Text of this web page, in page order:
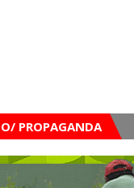
PROPAGANDA